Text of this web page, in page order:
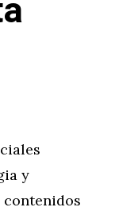
y
contenidos